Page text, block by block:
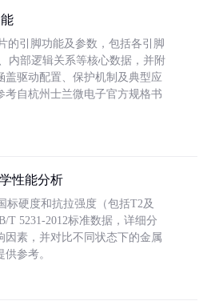
的引脚功能及参数，包括各引脚
内部逻辑关系等核心数据，并附
盖驱动配置、保护机制及典型应
考自杭州士兰微电子官方规格书
性能分析
标硬度和抗拉强度（包括T2及
T 5231-2012标准数据，详细分
因素，并对比不同状态下的金属
参考。